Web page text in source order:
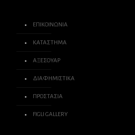
ΕΠΙΚΟΙΝΩΝΙΑ
ΚΑΤΑΣΤΗΜΑ
ΑΞΕΣΟΥΑΡ
ΔΙΑΦΗΜΙΣΤΙΚΑ
ΠΡΟΣΤΑΣΙΑ
FIGLI GALLERY